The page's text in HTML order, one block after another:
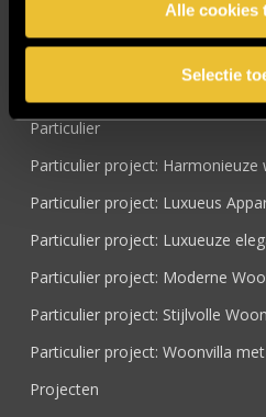
Alle cookies
Selectie
Onze werkwijze
Particulier
Particulier project: Harmonieuze
Particulier project: Luxueus
Particulier project: Luxueuze
Particulier project: Moderne
Particulier project: Stijlvolle
Particulier project: Woonvilla
Projecten